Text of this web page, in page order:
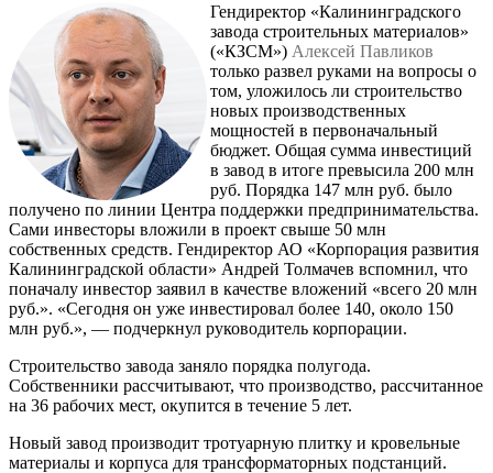
Гендиректор «Калининградского
завода строительных материалов»
(«КЗСМ») Алексей Павликов
только развел руками на вопросы о
том, уложилось ли строительство
новых производственных
мощностей в первоначальный
бюджет. Общая сумма инвестиций
в завод в итоге превысила 200 млн
руб. Порядка 147 млн руб. было
получено по линии Центра поддержки предпринимательства.
Сами инвесторы вложили в проект свыше 50 млн
собственных средств. Гендиректор АО «Корпорация развития
Калининградской области» Андрей Толмачев вспомнил, что
поначалу инвестор заявил в качестве вложений «всего 20 млн
руб.». «Сегодня он уже инвестировал более 140, около 150
млн руб.», — подчеркнул руководитель корпорации.
Строительство завода заняло порядка полугода.
Собственники рассчитывают, что производство, рассчитанное
на 36 рабочих мест, окупится в течение 5 лет.
Новый завод производит тротуарную плитку и кровельные
материалы и корпуса для трансформаторных подстанций.